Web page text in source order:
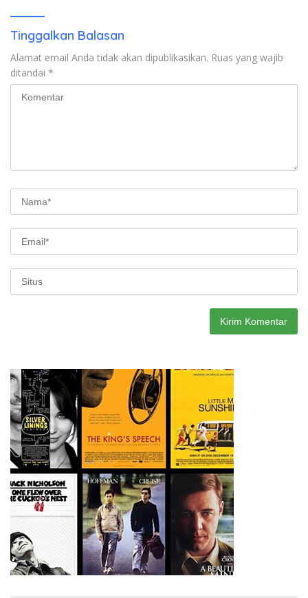
Tinggalkan Balasan
Alamat email Anda tidak akan dipublikasikan. Ruas yang wajib
ditandai *